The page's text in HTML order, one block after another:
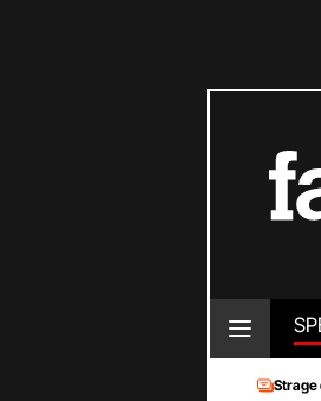
Strage